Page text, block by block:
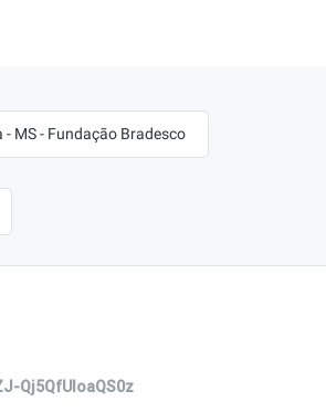
MS - Fundação Bradesco
Qj5QfUIoaQS0z